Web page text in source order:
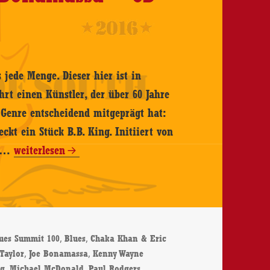
jede Menge. Dieser hier ist in
einen Künstler, der über 60 Jahre
entscheidend mitgeprägt hat:
ein Stück B.B. King. Initiiert von
…Various
Artists
–
B.B.
Blues
Summit
weiterlesen
Summit 100,Blues,Chaka Khan & Eric
,Joe Bonamassa,Kenny Wayne